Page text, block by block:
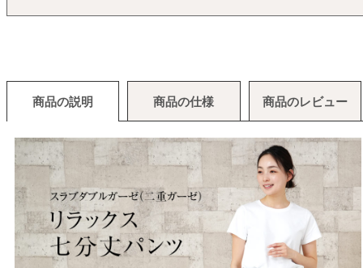
商品の説明 商品の仕様 商品のレビュー